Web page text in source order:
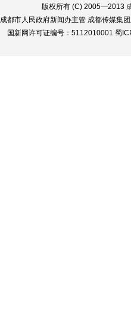
版权所有 (C) 2005—2013
成都市人民政府新闻办主管 成都传媒集
国新网许可证编号：5112010001 蜀